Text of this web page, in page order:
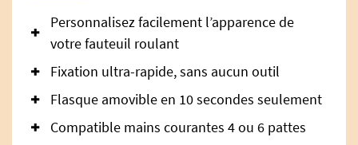
Personnalisez facilement l’apparence de
votre fauteuil roulant
Fixation ultra-rapide, sans aucun outil
Flasque amovible en 10 secondes seulement
Compatible mains courantes 4 ou 6 pattes